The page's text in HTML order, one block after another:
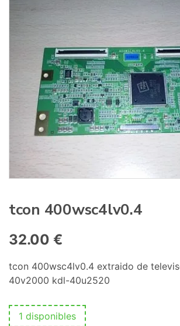
tcon 400wsc4lv0.4
32.00 €
tcon 400wsc4lv0.4 extraido de
40v2000 kdl-40u2520
1 disponibles